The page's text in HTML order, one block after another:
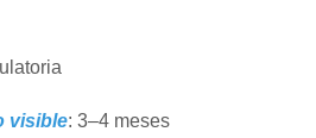
visible: 3–4 meses